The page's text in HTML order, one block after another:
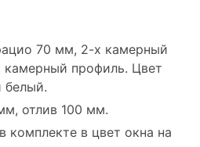
70 мм, 2-х камерный
камерный профиль. Цвет
белый.
отлив 100 мм.
комплекте в цвет окна на